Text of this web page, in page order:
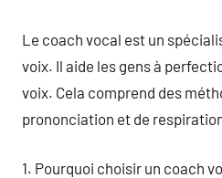
Le coach vocal est un
voix. Il aide les gens à
voix. Cela comprend des
prononciation et de
1. Pourquoi choisir un coach